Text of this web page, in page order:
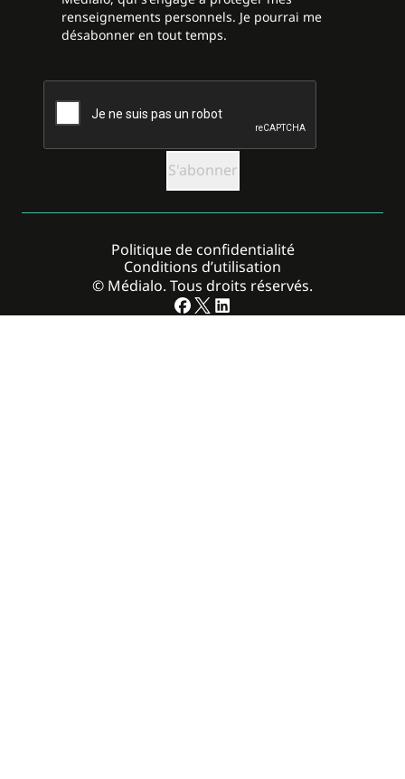
renseignements personnels. Je pourrai me
désabonner en tout temps.
CAPTCHA
© Médialo. Tous droits réservés.
Politique de confidentialité
Conditions d’utilisation